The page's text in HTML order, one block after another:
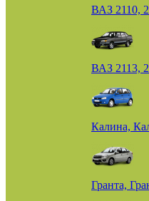
ВАЗ 2110,
ВАЗ 2113,
Калина,
Гранта,